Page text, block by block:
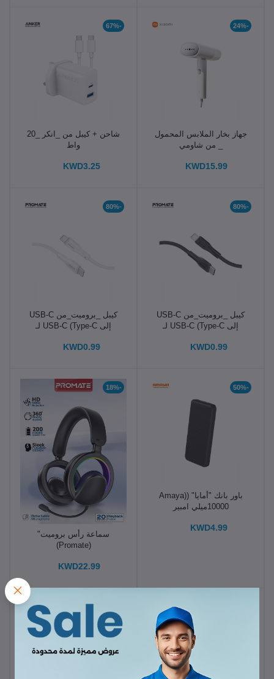
-24%
جهاز بخار الملابس المحمول
_ من شاومي
KWD15.99
-67%
شاحن + كيبل من _انكر _20
واط
KWD3.25
-80%
كيبل _بروميت_من USB-C
إلى USB-C (Type-C لـ
KWD0.99
-80%
كيبل _بروميت_من USB-C
إلى USB-C (Type-C لـ
KWD0.99
-50%
باور بانك "أمايا" (Amaya)
10000ميلي امبير
KWD4.99
-18%
سماعة رأس بروميت"
(Promate)
KWD22.99